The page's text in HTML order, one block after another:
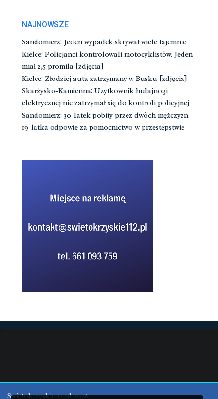
NAJNOWSZE
Sandomierz: Jeden wypadek skrywał wiele tajemnic
Kielce: Policjanci kontrolowali motocyklistów. Jeden
miał 2,5 promila [zdjęcia]
Kielce: Złodziej auta zatrzymany w Busku [zdjęcia]
Skarżysko-Kamienna: Użytkownik hulajnogi
elektrycznej nie zatrzymał się do kontroli policyjnej
Sandomierz: 30-latek pobity przez dwóch mężczyzn.
19-latka odpowie za pomocnictwo w przestępstwie
Swietokrzyskie112.pl 2026